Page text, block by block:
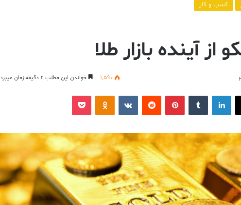
کسب و کار
آینده بازار طلا
1,590 خواندن این مطلب 2 دقیقه زمان میبرد
X لینکدین ‫تامبلر ‫پین‌ترست‫رددیت ‫VKontakte
‫Odnoklassniki
پاکت